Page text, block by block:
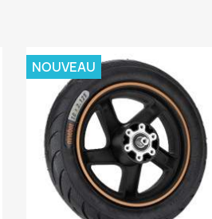
NOUVEAU